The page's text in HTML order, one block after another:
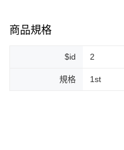
商品規格
$id 2
規格 1st